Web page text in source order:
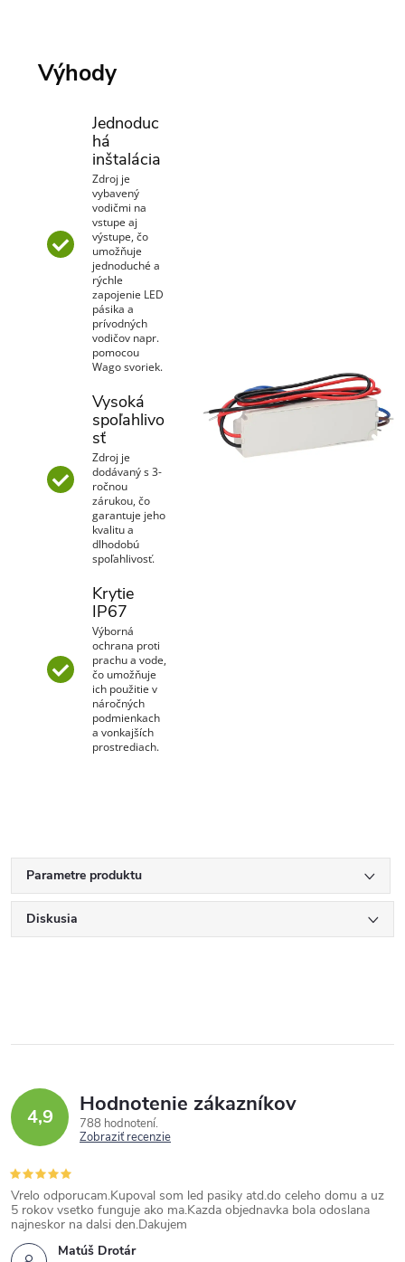
Výhody
Jednoduc
há
inštalácia
Zdroj je
vybavený
vodičmi na
vstupe aj
výstupe, čo
umožňuje
jednoduché a
rýchle
zapojenie LED
pásika a
prívodných
vodičov napr.
pomocou
Wago svoriek.
Vysoká
spoľahlivo
sť
Zdroj je
dodávaný s 3-
ročnou
zárukou, čo
garantuje jeho
kvalitu a
dlhodobú
spoľahlivosť.
Krytie
IP67
Výborná
ochrana proti
prachu a vode,
čo umožňuje
ich použitie v
náročných
podmienkach
a vonkajších
prostrediach.
Parametre produktu
Diskusia
4,9 Hodnotenie zákazníkov
788 hodnotení
Zobraziť recenzie
Matúš Drotár
Vrelo odporucam.Kupoval som led pasiky atd.do celeho domu a uz
5 rokov vsetko funguje ako ma.Kazda objednavka bola odoslana
najneskor na dalsi den.Dakujem